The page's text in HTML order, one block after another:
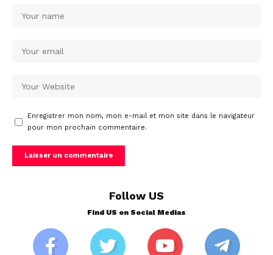
Enregistrer mon nom, mon e-mail et mon site dans le navigateur
pour mon prochain commentaire.
Follow US
Find US on Social Medias